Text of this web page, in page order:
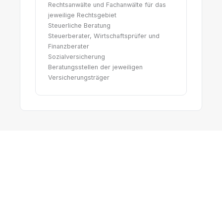
Rechtsanwälte und Fachanwälte für das
jeweilige Rechtsgebiet
Steuerliche Beratung
Steuerberater, Wirtschaftsprüfer und
Finanzberater
Sozialversicherung
Beratungsstellen der jeweiligen
Versicherungsträger